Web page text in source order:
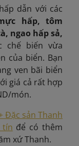
dẫn với các
hấp, tôm
ngao hấp sả,
chế biến vừa
của biển. Bạn
ven bãi biển
giá cả rất hợp
món.
Đặc sản Thanh
tín để có thêm
xứ Thanh.